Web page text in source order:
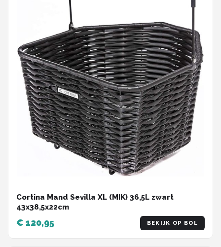
Cortina Mand Sevilla XL (MIK) 36,5L zwart
43x38,5x22cm
€ 120,95 BEKIJK OP BOL